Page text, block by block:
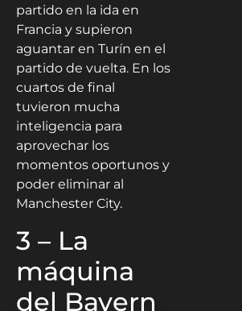
partido en la ida en
Francia y supieron
aguantar en Turín en el
partido de vuelta. En los
cuartos de final
tuvieron mucha
inteligencia para
aprovechar los
momentos oportunos y
poder eliminar al
Manchester City.
3 – La
máquina
del Bayern